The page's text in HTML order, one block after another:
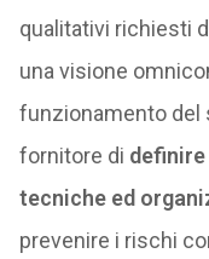
qualitativi richiesti
una visione
funzionamento del
fornitore di
tecniche ed
prevenire i rischi